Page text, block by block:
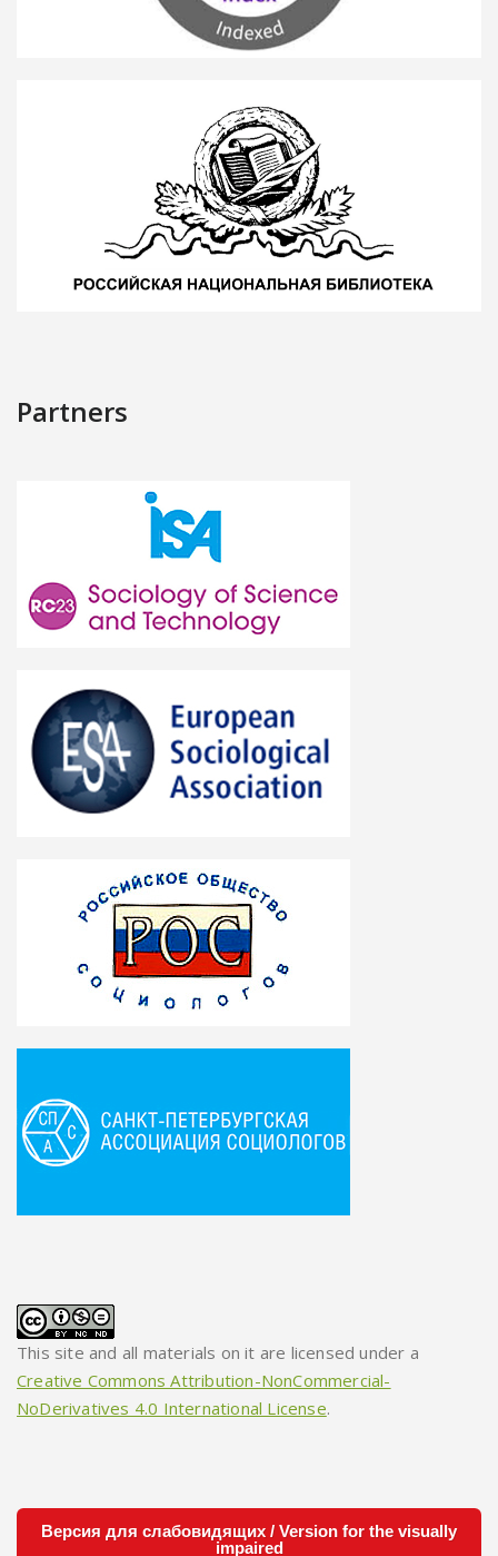
Partners
This site and all materials on it are licensed under a
Creative Commons Attribution-NonCommercial-
NoDerivatives 4.0 International License.
Версия для слабовидящих / Version for the visually
impaired